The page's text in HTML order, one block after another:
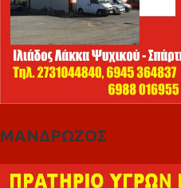
ΜΑΝΔΡΩΖΟΣ